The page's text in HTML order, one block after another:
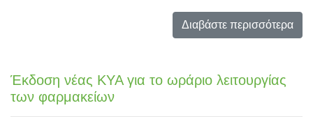
Διαβάστε περισσότερα
Έκδοση νέας ΚΥΑ για το ωράριο λειτουργίας
των φαρμακείων